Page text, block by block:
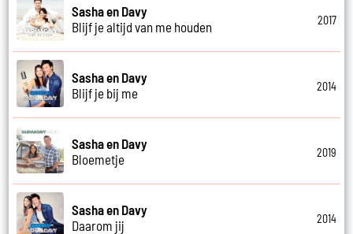
Sasha en Davy
Blijf je altijd van me houden
2017
Sasha en Davy
Blijf je bij me
2014
Sasha en Davy
Bloemetje
2019
Sasha en Davy
Daarom jij
2014